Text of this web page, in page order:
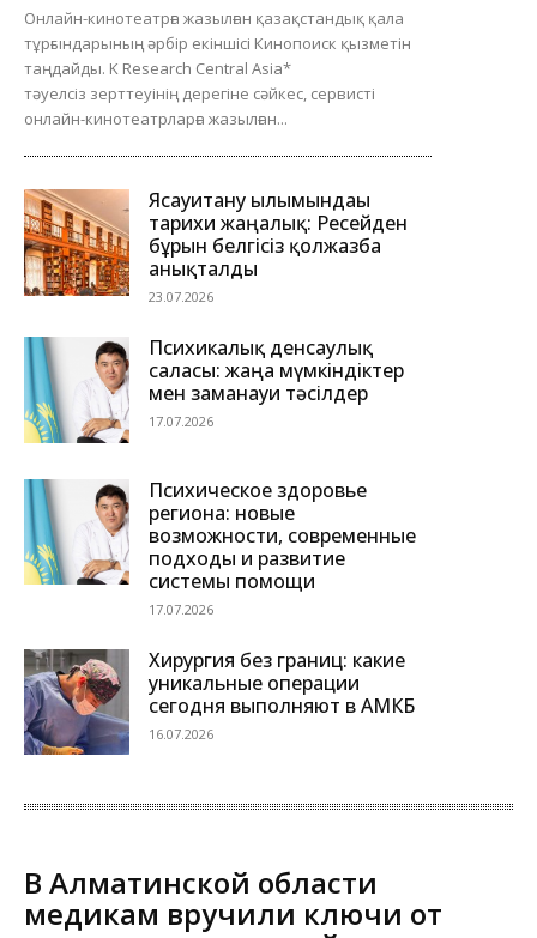
Онлайн-кинотеатрға жазылған қазақстандық қала
тұрғындарының әрбір екіншісі Кинопоиск қызметін
таңдайды. K Research Central Asia*
тәуелсіз зерттеуінің дерегіне сәйкес, сервисті
онлайн-кинотеатрларға жазылған...
Ясауитану ғылымындағы
тарихи жаңалық: Ресейден
бұрын белгісіз қолжазба
анықталды
23.07.2026
Психикалық денсаулық
саласы: жаңа мүмкіндіктер
мен заманауи тәсілдер
17.07.2026
Психическое здоровье
региона: новые
возможности, современные
подходы и развитие
системы помощи
17.07.2026
Хирургия без границ: какие
уникальные операции
сегодня выполняют в АМКБ
16.07.2026